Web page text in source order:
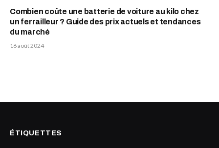
Combien coûte une batterie de voiture au kilo chez
un ferrailleur ? Guide des prix actuels et tendances
du marché
16 août 2024
ÉTIQUETTES